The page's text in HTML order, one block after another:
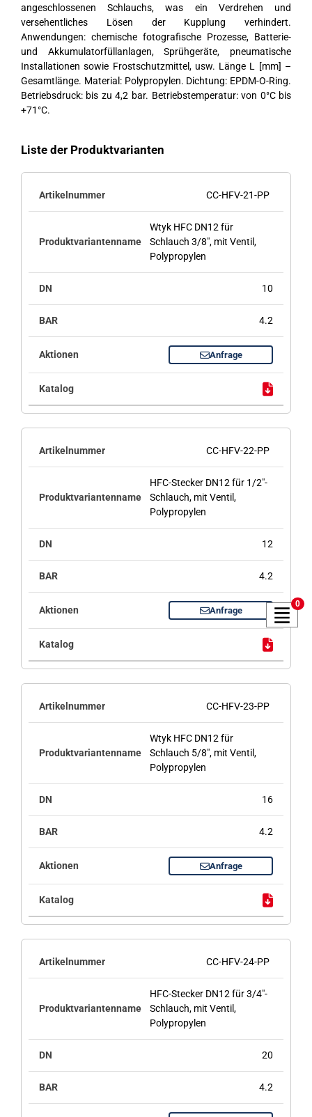
angeschlossenen Schlauchs, was ein Verdrehen und
versehentliches Lösen der Kupplung verhindert.
Anwendungen: chemische fotografische Prozesse, Batterie-
und Akkumulatorfüllanlagen, Sprühgeräte, pneumatische
Installationen sowie Frostschutzmittel, usw. Länge L [mm] –
Gesamtlänge. Material: Polypropylen. Dichtung: EPDM-O-Ring.
Betriebsdruck: bis zu 4,2 bar. Betriebstemperatur: von 0°C bis
+71°C.
Liste der Produktvarianten
CC-HFV-21-PP
Wtyk HFC DN12 für
Schlauch 3/8", mit Ventil,
Polypropylen
10
4.2
Anfrage
CC-HFV-22-PP
HFC-Stecker DN12 für 1/2"-
Schlauch, mit Ventil,
Polypropylen
12
4.2
Anfrage
CC-HFV-23-PP
Wtyk HFC DN12 für
Schlauch 5/8", mit Ventil,
Polypropylen
16
4.2
Anfrage
CC-HFV-24-PP
HFC-Stecker DN12 für 3/4"-
Schlauch, mit Ventil,
Polypropylen
20
4.2
0